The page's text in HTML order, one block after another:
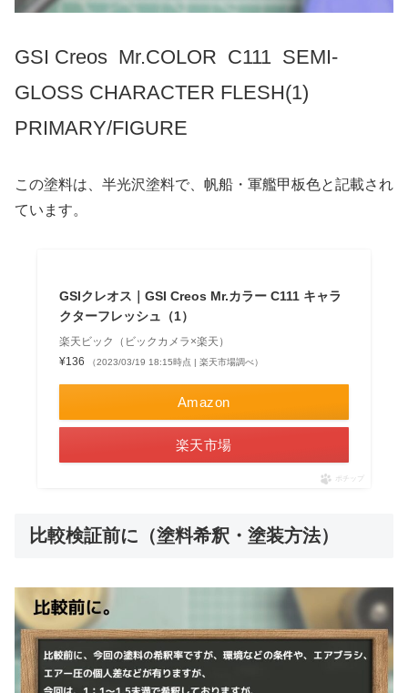
GSI Creos Mr.COLOR C111 SEMI-
GLOSS CHARACTER FLESH(1)
PRIMARY/FIGURE
この塗料は、半光沢塗料で、帆船・軍艦甲板色と記載され
ています。
GSIクレオス｜GSI Creos Mr.カラー C111 キャラ
クターフレッシュ（1）
楽天ビック（ビックカメラ×楽天）
¥136
（2023/03/19 18:15時点 | 楽天市場調べ）
Amazon
楽天市場
ポチップ
比較検証前に（塗料希釈・塗装方法）